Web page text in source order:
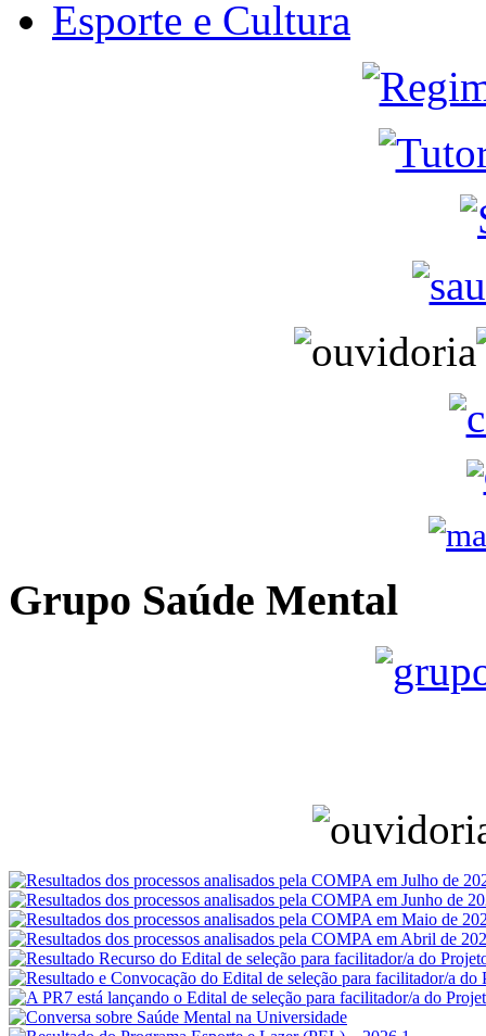
Esporte e Cultura
Grupo Saúde Mental